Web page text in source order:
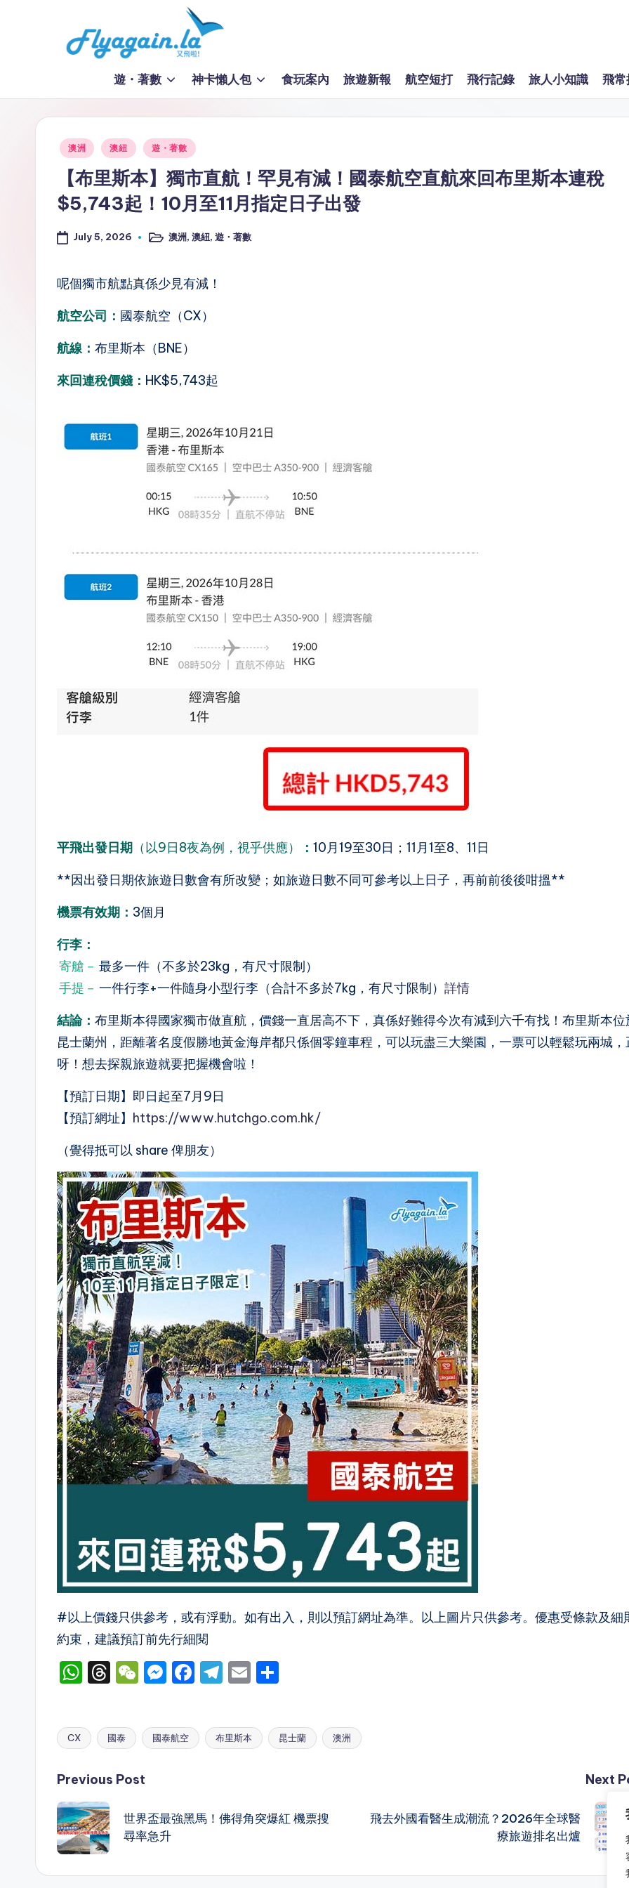
飛
啦
！
Fl
ai
n.
la
遊・著數 神卡懶人包 食玩案內 旅遊新報 航空短打 飛行記錄 旅人小知識 飛
Posted
澳洲 澳紐 遊・著數
【布里斯本】獨市直航！罕見有減！國泰航空直航來回布里斯本連稅
$5,743起！10月至11月指定日子出發
July 5, 2026
Posted
澳洲, 澳紐, 遊・著數
呢個獨市航點真係少見有減！
航空公司： 國泰航空（CX）
航線： 布里斯本（BNE）
來回連稅價錢： HK$5,743起
平飛出發日期 （以9日8夜為例，視乎供應） ： 10月19至30日；11月1至8、11日
**因出發日期依旅遊日數會有所改變；如旅遊日數不同可參考以上日子，再前前後後咁搵**
機票有效期： 3個月
行李：
寄艙－ 最多一件（不多於23kg，有尺寸限制）
手提－ 一件行李+一件隨身小型行李（合計不多於7kg，有尺寸限制） 詳情
結論： 布里斯本得國家獨市做直航，價錢一直居高不下，真係好難得今次有減到六千有找！布里斯本位
昆士蘭州，距離著名度假勝地黃金海岸都只係個零鐘車程，可以玩盡三大樂園，一票可以輕鬆玩兩城，
呀！想去探親旅遊就要把握機會啦！
【預訂日期】即日起至7月9日
【預訂網址】 https://www.hutchgo.com.hk/
（覺得抵可以 share 俾朋友）
#以上價錢只供參考，或有浮動。如有出入，則以預訂網址為準。以上圖片只供參考。優惠受條款及細
約束，建議預訂前先行細閱
W
ts
p
p
T
a
s
W
h
t
M
s
g
er
F
e
o
k
T
gr
E
l
e
Tags:
CX 國泰 國泰航空 布里斯本 昆士蘭 澳洲
Post
navigation
Previous Post
世界盃最強黑馬！佛得角突爆紅 機票搜
尋率急升
Next
飛去外國看醫生成潮流？2026年全球醫
療旅遊排名出爐